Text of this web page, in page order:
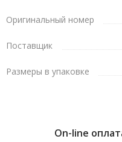
Оригинальный номер
Поставщик
Размеры в упаковке
On-line